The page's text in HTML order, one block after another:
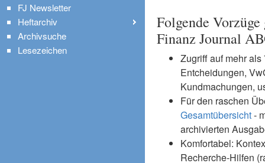
Folgende
Finanz Journal
Zugriff auf mehr
Entcheidungen,
Kundmachungen,
Für den raschen
Gesamtübersicht-
archivierten
Komfortabel:
Recherche-Hilfen
FJ Newsletter
Heftarchiv
Archivsuche
Lesezeichen